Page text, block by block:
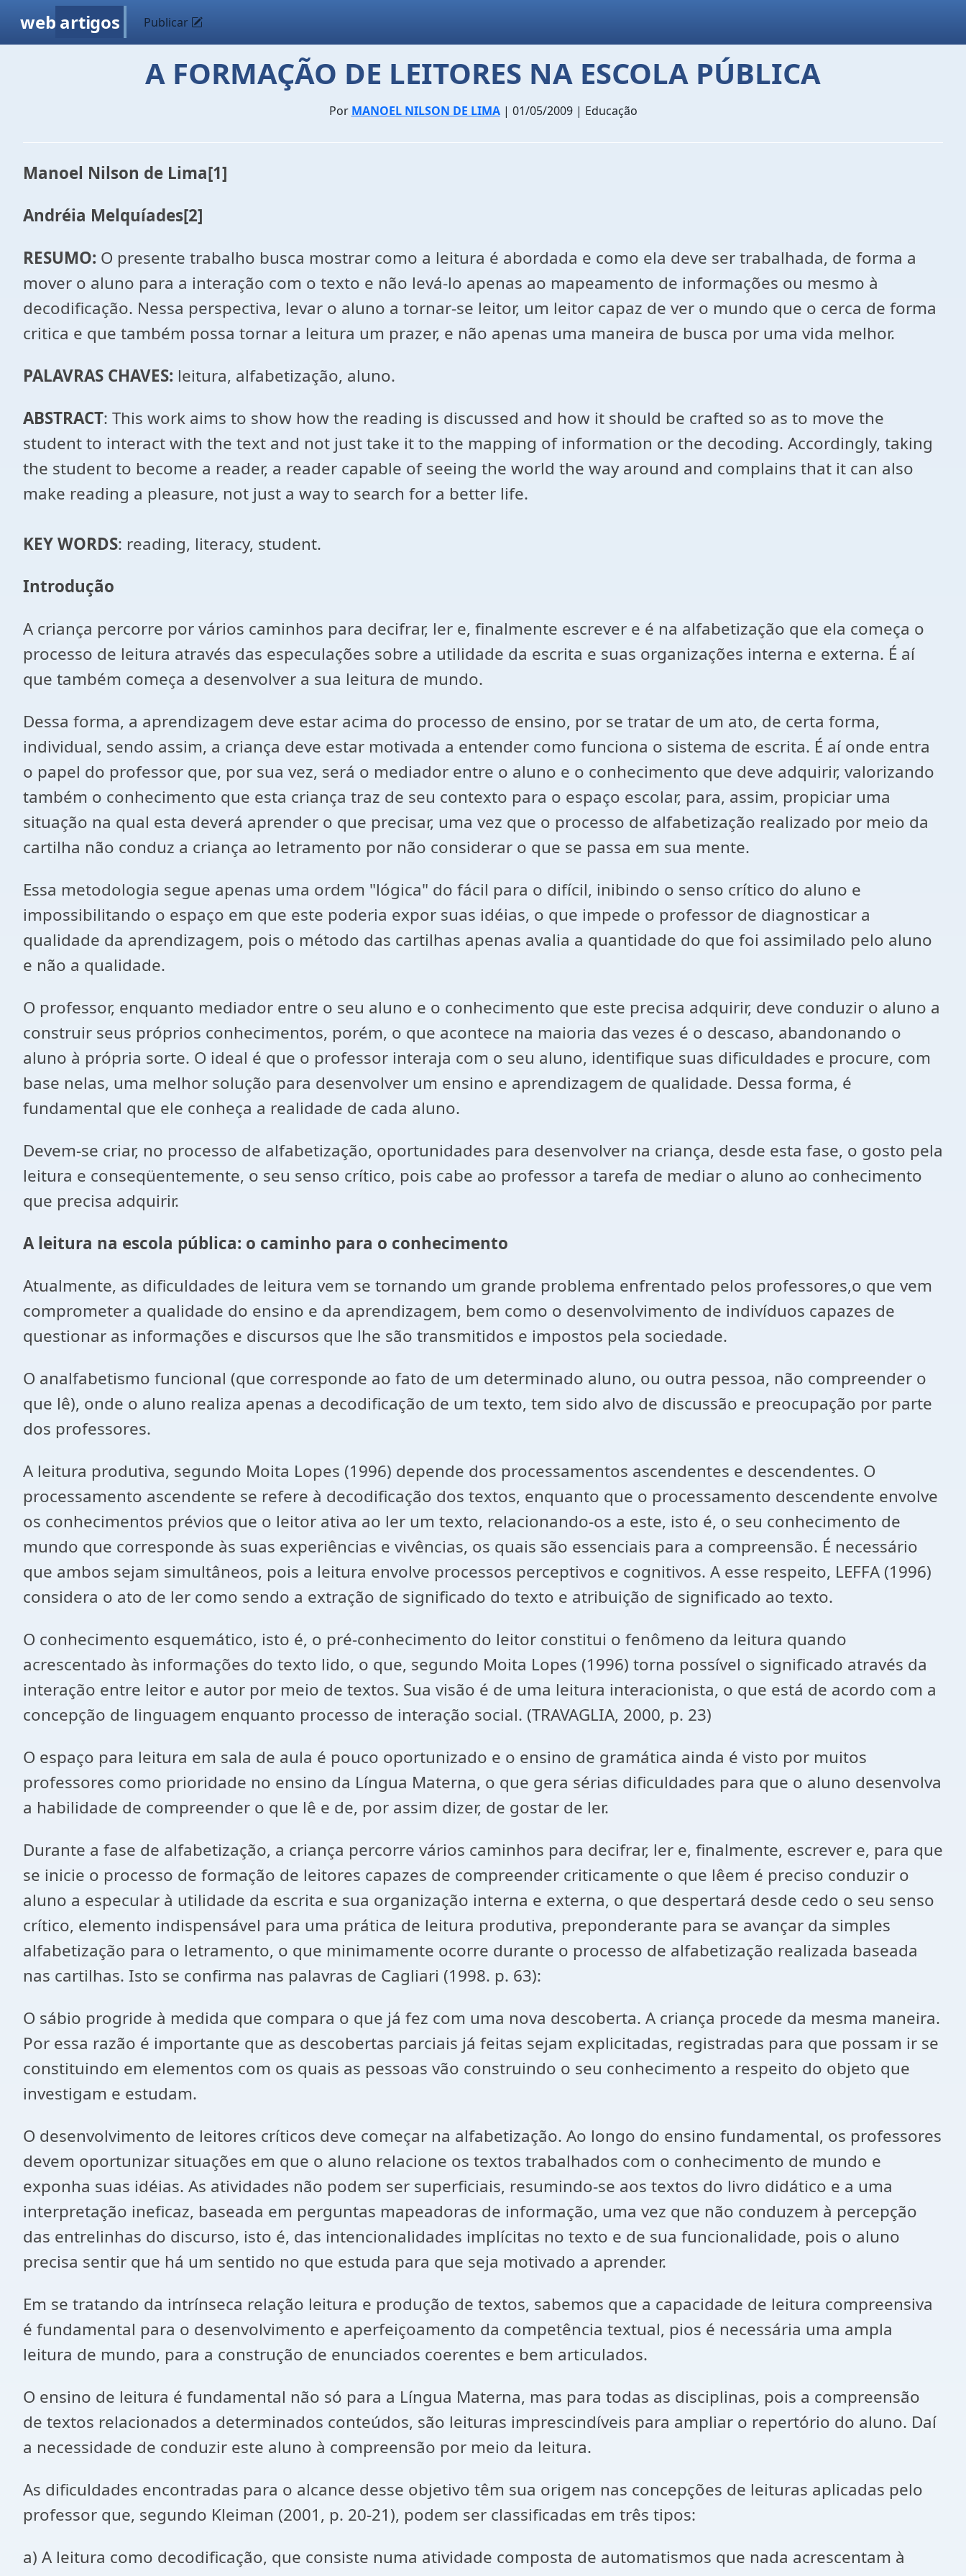
web artigos Publicar
A FORMAÇÃO DE LEITORES NA ESCOLA PÚBLICA
Por MANOEL NILSON DE LIMA| 01/05/2009 | Educação
Manoel Nilson de Lima[1]
Andréia Melquíades[2]
RESUMO: O presente trabalho busca mostrar como a leitura é abordada e como ela deve ser trabalhada, de forma a
mover o aluno para a interação com o texto e não levá-lo apenas ao mapeamento de informações ou mesmo à
decodificação. Nessa perspectiva, levar o aluno a tornar-se leitor, um leitor capaz de ver o mundo que o cerca de forma
critica e que também possa tornar a leitura um prazer, e não apenas uma maneira de busca por uma vida melhor.
PALAVRAS CHAVES: leitura, alfabetização, aluno.
ABSTRACT: This work aims to show how the reading is discussed and how it should be crafted so as to move the
student to interact with the text and not just take it to the mapping of information or the decoding. Accordingly, taking
the student to become a reader, a reader capable of seeing the world the way around and complains that it can also
make reading a pleasure, not just a way to search for a better life.
KEYWORDS: reading, literacy, student.
Introdução
A criança percorre por vários caminhos para decifrar, ler e, finalmente escrever e é na alfabetização que ela começa o
processo de leitura através das especulações sobre a utilidade da escrita e suas organizações interna e externa. É aí
que também começa a desenvolver a sua leitura de mundo.
Dessa forma, a aprendizagem deve estar acima do processo de ensino, por se tratar de um ato, de certa forma,
individual, sendo assim, a criança deve estar motivada a entender como funciona o sistema de escrita. É aí onde entra
o papel do professor que, por sua vez, será o mediador entre o aluno e o conhecimento que deve adquirir, valorizando
também o conhecimento que esta criança traz de seu contexto para o espaço escolar, para, assim, propiciar uma
situação na qual esta deverá aprender o que precisar, uma vez que o processo de alfabetização realizado por meio da
cartilha não conduz a criança ao letramento por não considerar o que se passa em sua mente.
Essa metodologia segue apenas uma ordem "lógica" do fácil para o difícil, inibindo o senso crítico do aluno e
impossibilitando o espaço em que este poderia expor suas idéias, o que impede o professor de diagnosticar a
qualidade da aprendizagem, pois o método das cartilhas apenas avalia a quantidade do que foi assimilado pelo aluno
e não a qualidade.
O professor, enquanto mediador entre o seu aluno e o conhecimento que este precisa adquirir, deve conduzir o aluno a
construir seus próprios conhecimentos, porém, o que acontece na maioria das vezes é o descaso, abandonando o
aluno à própria sorte. O ideal é que o professor interaja com o seu aluno, identifique suas dificuldades e procure, com
base nelas, uma melhor solução para desenvolver um ensino e aprendizagem de qualidade. Dessa forma, é
fundamental que ele conheça a realidade de cada aluno.
Devem-se criar, no processo de alfabetização, oportunidades para desenvolver na criança, desde esta fase, o gosto pela
leitura e conseqüentemente, o seu senso crítico, pois cabe ao professor a tarefa de mediar o aluno ao conhecimento
que precisa adquirir.
A leitura na escola pública: o caminho para o conhecimento
Atualmente, as dificuldades de leitura vem se tornando um grande problema enfrentado pelos professores,o que vem
comprometer a qualidade do ensino e da aprendizagem, bem como o desenvolvimento de indivíduos capazes de
questionar as informações e discursos que lhe são transmitidos e impostos pela sociedade.
O analfabetismo funcional (que corresponde ao fato de um determinado aluno, ou outra pessoa, não compreender o
que lê), onde o aluno realiza apenas a decodificação de um texto, tem sido alvo de discussão e preocupação por parte
dos professores.
A leitura produtiva, segundo Moita Lopes (1996) depende dos processamentos ascendentes e descendentes. O
processamento ascendente se refere à decodificação dos textos, enquanto que o processamento descendente envolve
os conhecimentos prévios que o leitor ativa ao ler um texto, relacionando-os a este, isto é, o seu conhecimento de
mundo que corresponde às suas experiências e vivências, os quais são essenciais para a compreensão. É necessário
que ambos sejam simultâneos, pois a leitura envolve processos perceptivos e cognitivos. A esse respeito, LEFFA (1996)
considera o ato de ler como sendo a extração de significado do texto e atribuição de significado ao texto.
O conhecimento esquemático, isto é, o pré-conhecimento do leitor constitui o fenômeno da leitura quando
acrescentado às informações do texto lido, o que, segundo Moita Lopes (1996) torna possível o significado através da
interação entre leitor e autor por meio de textos. Sua visão é de uma leitura interacionista, o que está de acordo com a
concepção de linguagem enquanto processo de interação social. (TRAVAGLIA, 2000, p. 23)
O espaço para leitura em sala de aula é pouco oportunizado e o ensino de gramática ainda é visto por muitos
professores como prioridade no ensino da Língua Materna, o que gera sérias dificuldades para que o aluno desenvolva
a habilidade de compreender o que lê e de, por assim dizer, de gostar de ler.
Durante a fase de alfabetização, a criança percorre vários caminhos para decifrar, ler e, finalmente, escrever e, para que
se inicie o processo de formação de leitores capazes de compreender criticamente o que lêem é preciso conduzir o
aluno a especular à utilidade da escrita e sua organização interna e externa, o que despertará desde cedo o seu senso
crítico, elemento indispensável para uma prática de leitura produtiva, preponderante para se avançar da simples
alfabetização para o letramento, o que minimamente ocorre durante o processo de alfabetização realizada baseada
nas cartilhas. Isto se confirma nas palavras de Cagliari (1998. p. 63):
O sábio progride à medida que compara o que já fez com uma nova descoberta. A criança procede da mesma maneira.
Por essa razão é importante que as descobertas parciais já feitas sejam explicitadas, registradas para que possam ir se
constituindo em elementos com os quais as pessoas vão construindo o seu conhecimento a respeito do objeto que
investigam e estudam.
O desenvolvimento de leitores críticos deve começar na alfabetização. Ao longo do ensino fundamental, os professores
devem oportunizar situações em que o aluno relacione os textos trabalhados com o conhecimento de mundo e
exponha suas idéias. As atividades não podem ser superficiais, resumindo-se aos textos do livro didático e a uma
interpretação ineficaz, baseada em perguntas mapeadoras de informação, uma vez que não conduzem à percepção
das entrelinhas do discurso, isto é, das intencionalidades implícitas no texto e de sua funcionalidade, pois o aluno
precisa sentir que há um sentido no que estuda para que seja motivado a aprender.
Em se tratando da intrínseca relação leitura e produção de textos, sabemos que a capacidade de leitura compreensiva
é fundamental para o desenvolvimento e aperfeiçoamento da competência textual, pios é necessária uma ampla
leitura de mundo, para a construção de enunciados coerentes e bem articulados.
O ensino de leitura é fundamental não só para a Língua Materna, mas para todas as disciplinas, pois a compreensão
de textos relacionados a determinados conteúdos, são leituras imprescindíveis para ampliar o repertório do aluno. Daí
a necessidade de conduzir este aluno à compreensão por meio da leitura.
As dificuldades encontradas para o alcance desse objetivo têm sua origem nas concepções de leituras aplicadas pelo
professor que, segundo Kleiman (2001, p. 20-21), podem ser classificadas em três tipos:
a) A leitura como decodificação, que consiste numa atividade composta de automatismos que nada acrescentam à